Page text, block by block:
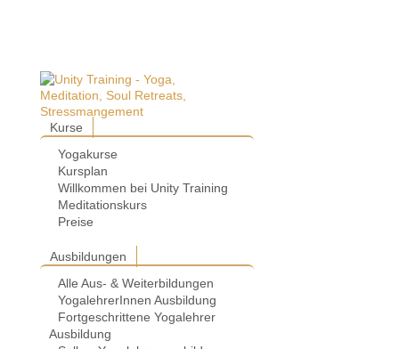
Kurse
Yogakurse
Kursplan
Willkommen bei Unity Training
Meditationskurs
Preise
Ausbildungen
Alle Aus- & Weiterbildungen
YogalehrerInnen Ausbildung
Fortgeschrittene Yogalehrer
Ausbildung